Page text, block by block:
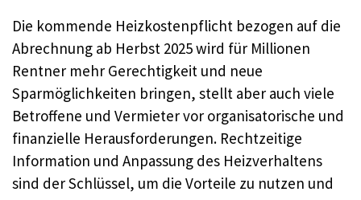
Die kommende Heizkostenpflicht bezogen auf die
Abrechnung ab Herbst 2025 wird für Millionen
Rentner mehr Gerechtigkeit und neue
Sparmöglichkeiten bringen, stellt aber auch viele
Betroffene und Vermieter vor organisatorische und
finanzielle Herausforderungen. Rechtzeitige
Information und Anpassung des Heizverhaltens
sind der Schlüssel, um die Vorteile zu nutzen und